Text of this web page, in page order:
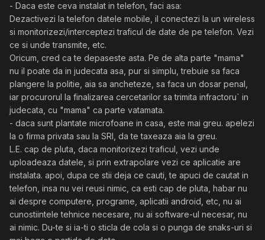
- Daca este ceva instalat in telefon, faci asa:
Dezactivezi la telefon datele mobile, il conectezi la un wireless
si monitorizezi/interceptezi traficul de date de pe telefon. Vezi
ce si unde transmite, etc.
Oricum, cred ca te depaseste asta. Pe de alta parte "mama"
nu il poate da in judecata asa, pur si simplu, trebuie sa faca
plangere la politie, aia sa ancheteze, sa faca un dosar penal,
iar procurorul la finalizarea cercetarilor sa trimita infractoru` in
judecata, cu "mama" ca parte vatamata.
- daca sunt plantate microfoane in casa, este mai greu. apelezi
la o firma privata sau la SRI, da te taxeaza aia la greu.
L.E. cap de pluta, daca monitorizezi traficul, vezi unde
uploadeaza datele, si prin extrapolare vezi ce aplicatie are
instalata. apoi, dupa ce stii deja ce cauti, te apuci de cautat in
telefon, insa nu vei reusi nimic, ca esti cap de pluta, habar nu
ai despre computere, programe, aplicatii android, etc, nu ai
cunostiintele tehnice necesare, nu ai software-ul necesar, nu
ai nimic. Du-te si ia-ti o sticla de cola si o punga de snaks-uri si